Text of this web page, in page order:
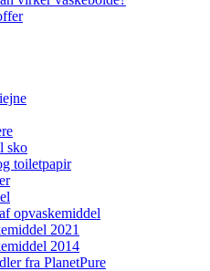
sko
toiletpapir
opvaskemiddel
2021
2014
fra PlanetPure